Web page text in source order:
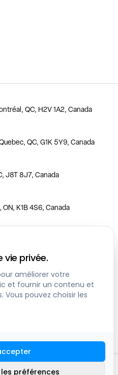
QC, H2V 1A2, Canada
QC, G1K 5Y9, Canada
J8T 8J7, Canada
K1B 4S6, Canada
ON, M3C 3E5, Canada
BC, V6P 6G5, Canada
2T8, Canada
vie privée.
améliorer votre
et fournir un contenu et
Vous pouvez choisir les
préférences